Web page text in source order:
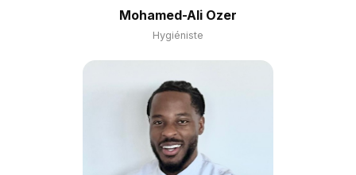
Mohamed-Ali Ozer
Hygiéniste